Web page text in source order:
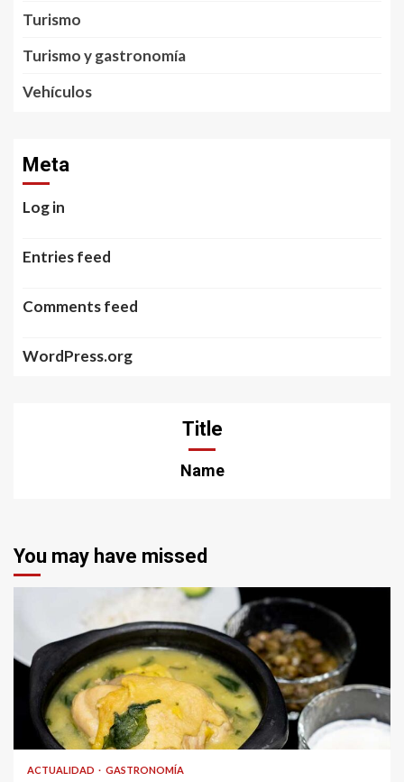
Turismo
Turismo y gastronomía
Vehículos
Meta
Log in
Entries feed
Comments feed
WordPress.org
Title
Name
You may have missed
ACTUALIDAD GASTRONOMÍA